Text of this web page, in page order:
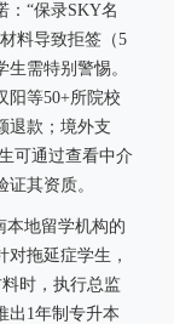
：“保录SKY名
料导致拒签（5
需特别警惕。
阳等50+所院校
退款；境外支
可通过查看中介
其资质。
本地留学机构的
拖延症学生，
时，执行总监
出1年制专升本